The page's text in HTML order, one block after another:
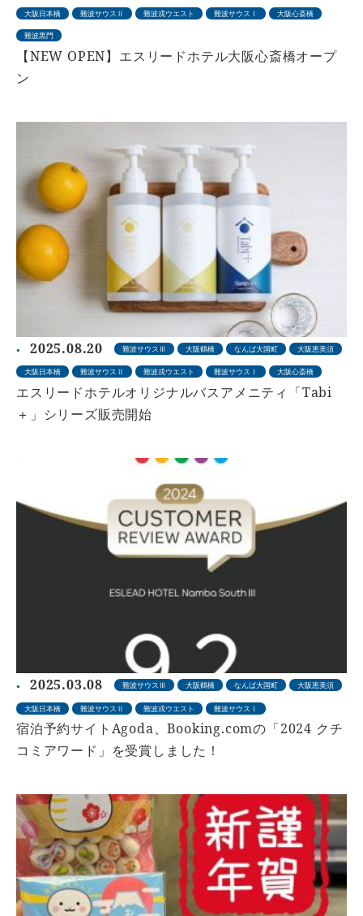
大阪日本橋 難波サウスⅡ 難波戎ウエスト 難波サウスⅠ 大阪心斎橋
難波黒門
【NEW OPEN】エスリードホテル大阪心斎橋オープ
ン
2025.08.20 難波サウスⅢ 大阪鶴橋 なんば大国町 大阪恵美須
大阪日本橋 難波サウスⅡ 難波戎ウエスト 難波サウスⅠ 大阪心斎橋
エスリードホテルオリジナルバスアメニティ「Tabi
＋」シリーズ販売開始
2025.03.08 難波サウスⅢ 大阪鶴橋 なんば大国町 大阪恵美須
大阪日本橋 難波サウスⅡ 難波戎ウエスト 難波サウスⅠ
宿泊予約サイトAgoda、Booking.comの「2024 クチ
コミアワード」を受賞しました！